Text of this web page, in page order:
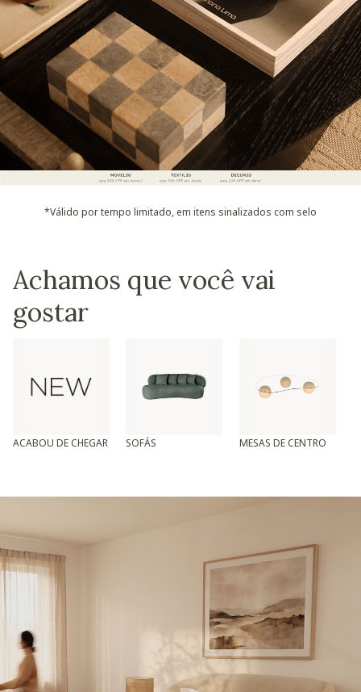
*Válido por tempo limitado, em itens sinalizados com selo
Achamos que você vai
gostar
ACABOU DE CHEGAR SOFÁS MESAS DE CENTRO